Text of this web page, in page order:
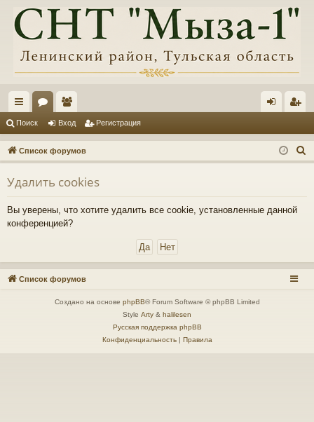
с
ы
лк
и
ум
ы
ол
ьз
ов
ат
ел
и
д ис
тр
ия
Поиск Вход Регистрация
Список форумов
о
Удалить cookies
Вы уверены, что хотите удалить все cookie, установленные данной
конференцией?
Список форумов
Создано на основе phpBB® Forum Software © phpBB Limited
Style Arty & halilesen
Русская поддержка phpBB
Конфиденциальность| Правила